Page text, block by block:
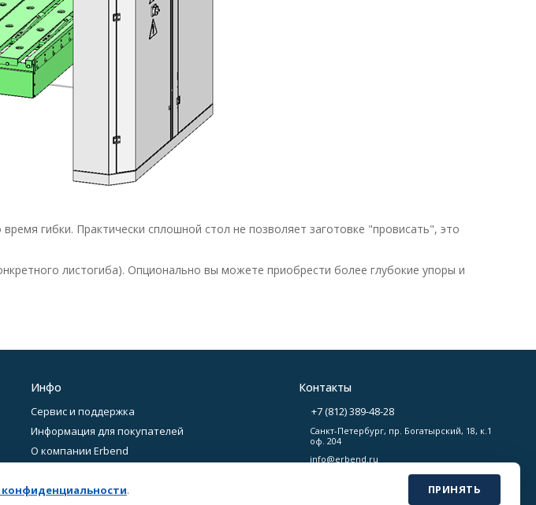
гибки. Практически сплошной стол не позволяет заготовке "провисать", это
листогиба). Опционально вы можете приобрести более глубокие упоры и
Инфо
Сервис и поддержка
Информация для покупателей
О компании Erbend
Контакты
+7 (812) 389-48-28
Cанкт-Петербург, пр. Богатырский, 18, к.1
оф. 204
info@erbend.ru
. ПРИНЯТЬ